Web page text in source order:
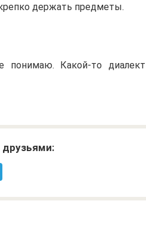
держать предметы.
понимаю. Какой-то диалект
друзьями: